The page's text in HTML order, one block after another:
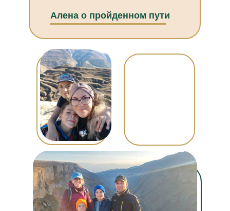
Алена о пройденном пути